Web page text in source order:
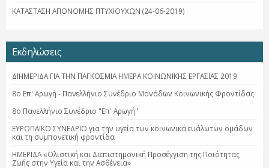
ΚΑΤΑΣΤΑΣΗ ΑΠΟΝΟΜΗΣ ΠΤΥΧΙΟΥΧΩΝ (24-06-2019)
Εκδηλώσεις
ΔΙΗΜΕΡΙΔΑ ΓΙΑ ΤΗΝ ΠΑΓΚΟΣΜΙΑ ΗΜΕΡΑ ΚΟΙΝΩΝΙΚΗΣ ΕΡΓΑΣΙΑΣ 2019
8ο Επ' Αρωγή - Πανελλήνιο Συνέδριο Μονάδων Κοινωνικής Φροντίδας
8ο Πανελλήνιο Συνέδριο "Επ' Αρωγή"
ΕΥΡΩΠΑΪΚΟ ΣΥΝΕΔΡΙΟ για την υγεία των κοινωνικά ευάλωτων ομάδων
και τη συμπονετική φροντίδα
ΗΜΕΡΙΔΑ «Ολιστική και Διεπιστημονική Προσέγγιση της Ποιότητας
Ζωής στην Υγεία και την Ασθένεια»